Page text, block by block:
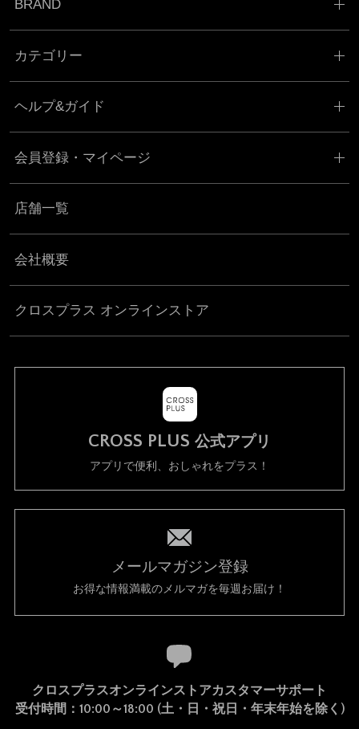
お客様からの会員登録を承認しない場合
や、本人以外の第三者の会員登録をした場合、過去に会員除名処分
また一度承認した会員であっても前述のいずれかであることが判明
個人利用以外に転用、商用することを禁止します
もコピー、又は他へ転用することを禁止いたします。
掲載内容について
当社が提供する当サイトの掲載内容、営業内容は会員への通知をす
ることなく、変更や中止することがあります。また当社が提供する
情報についていかなる保証も負わないものとします。
1. 当社は、以下の何れかが生じた場合には、会員に事前に通知する
ことなく、一時的に当サイトを中断することがあります。
(b) 火災、停電等により当サイトの提供ができなくなった場合
(c) 地震、噴火、洪水、津波等の天災により当サイトの提供ができ
(d) 戦争、動乱、暴動、騒乱、労働争議等により当サイトの提供が
できなくなった場合
(e) その他、運用上或は技術上当社が当サイトの一時的な中断が必
2. 当社は、前項各号の場合以外の事由により当サイトの提供の遅延
者が被った損害について一切の責任をも負わないものとします。
1. 当サイト上では以下の行為を禁止します。
(a) 他の会員、第三者又は当社の著作権、その他知的所有権を侵害
する行為
(b) 有害なコンピュータプログラム等を送信又は書き込む行為
BRAND
カテゴリー
ヘルプ&ガイド
会員登録・マイページ
店舗一覧
会社概要
クロスプラス オンラインストア
CROSS PLUS 公式アプリ
アプリで便利、おしゃれをプラス！
メールマガジン登録
お得な情報満載のメルマガを毎週お届け！
クロスプラスオンラインストアカスタマーサポート
受付時間：10:00～18:00 (土・日・祝日・年末年始を除く)